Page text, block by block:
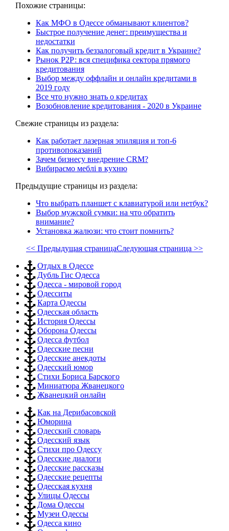
Похожие страницы:
Как МФО в Одессе обманывают клиентов?
Быстрое получение денег: преимущества и
недостатки
Как получить беззалоговый кредит в Украине?
Рынок Р2Р: вся специфика сектора прямого
кредитования
Выбор между оффлайн и онлайн кредитами в
2019 году
Все что нужно знать о кредитах
Возобновление кредитования - 2020 в Украине
Свежие страницы из раздела:
Как работает лазерная эпиляция и топ-6
противопоказаний
Зачем бизнесу внедрение CRM?
Вибираємо меблі в кухню
Предыдущие страницы из раздела:
Что выбрать планшет с клавиатурой или нетбук?
Выбор мужской сумки: на что обратить
внимание?
Установка жалюзи: что стоит помнить?
<< Предыдущая страницаСледующая страница >>
Отдых в Одессе
Дубль Гис Одесса
Одесса - мировой город
Одесситы
Карта Одессы
Одесская область
История Одессы
Оборона Одессы
Одесса футбол
Одесские песни
Одесские анекдоты
Одесский юмор
Стихи Бориса Барского
Миниатюра Жванецкого
Жванецкий онлайн
Как на Дерибасовской
Юморина
Одесский словарь
Одесский язык
Стихи про Одессу
Одесские диалоги
Одесские рассказы
Одесские рецепты
Одесская кухня
Улицы Одессы
Дома Одессы
Музеи Одессы
Одесса кино